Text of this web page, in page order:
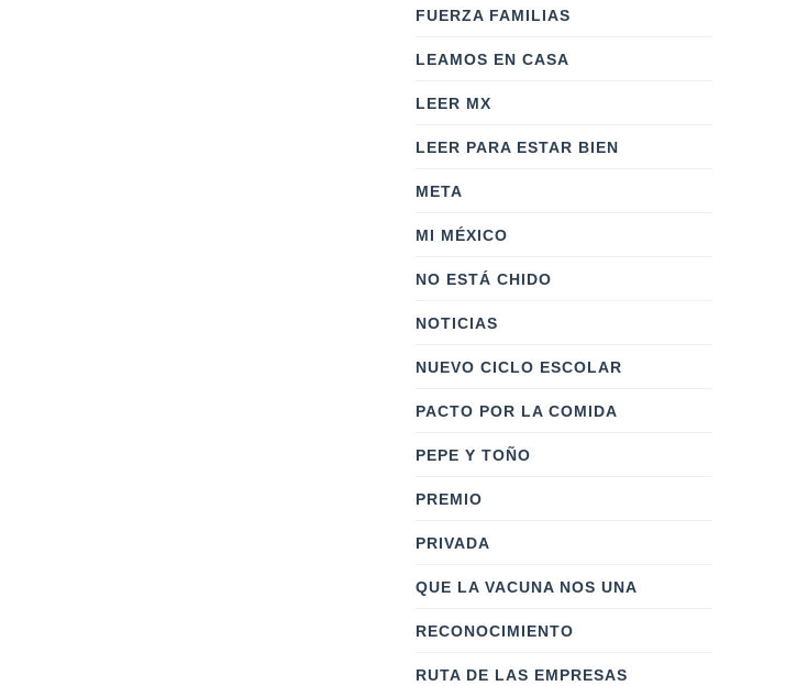
FUERZA FAMILIAS
LEAMOS EN CASA
LEER MX
LEER PARA ESTAR BIEN
META
MI MÉXICO
NO ESTÁ CHIDO
NOTICIAS
NUEVO CICLO ESCOLAR
PACTO POR LA COMIDA
PEPE Y TOÑO
PREMIO
PRIVADA
QUE LA VACUNA NOS UNA
RECONOCIMIENTO
RUTA DE LAS EMPRESAS